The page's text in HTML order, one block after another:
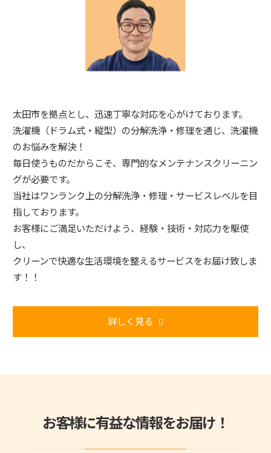
太田市を拠点とし、迅速丁寧な対応を心がけております。
洗濯機（ドラム式・縦型）の分解洗浄・修理を通じ、洗濯機
のお悩みを解決！
毎日使うものだからこそ、専門的なメンテナンスクリーニン
グが必要です。
当社はワンランク上の分解洗浄・修理・サービスレベルを目
指しております。
お客様にご満足いただけよう、経験・技術・対応力を駆使
し、
クリーンで快適な生活環境を整えるサービスをお届け致しま
す！！
詳しく見る
お客様に有益な情報をお届け！